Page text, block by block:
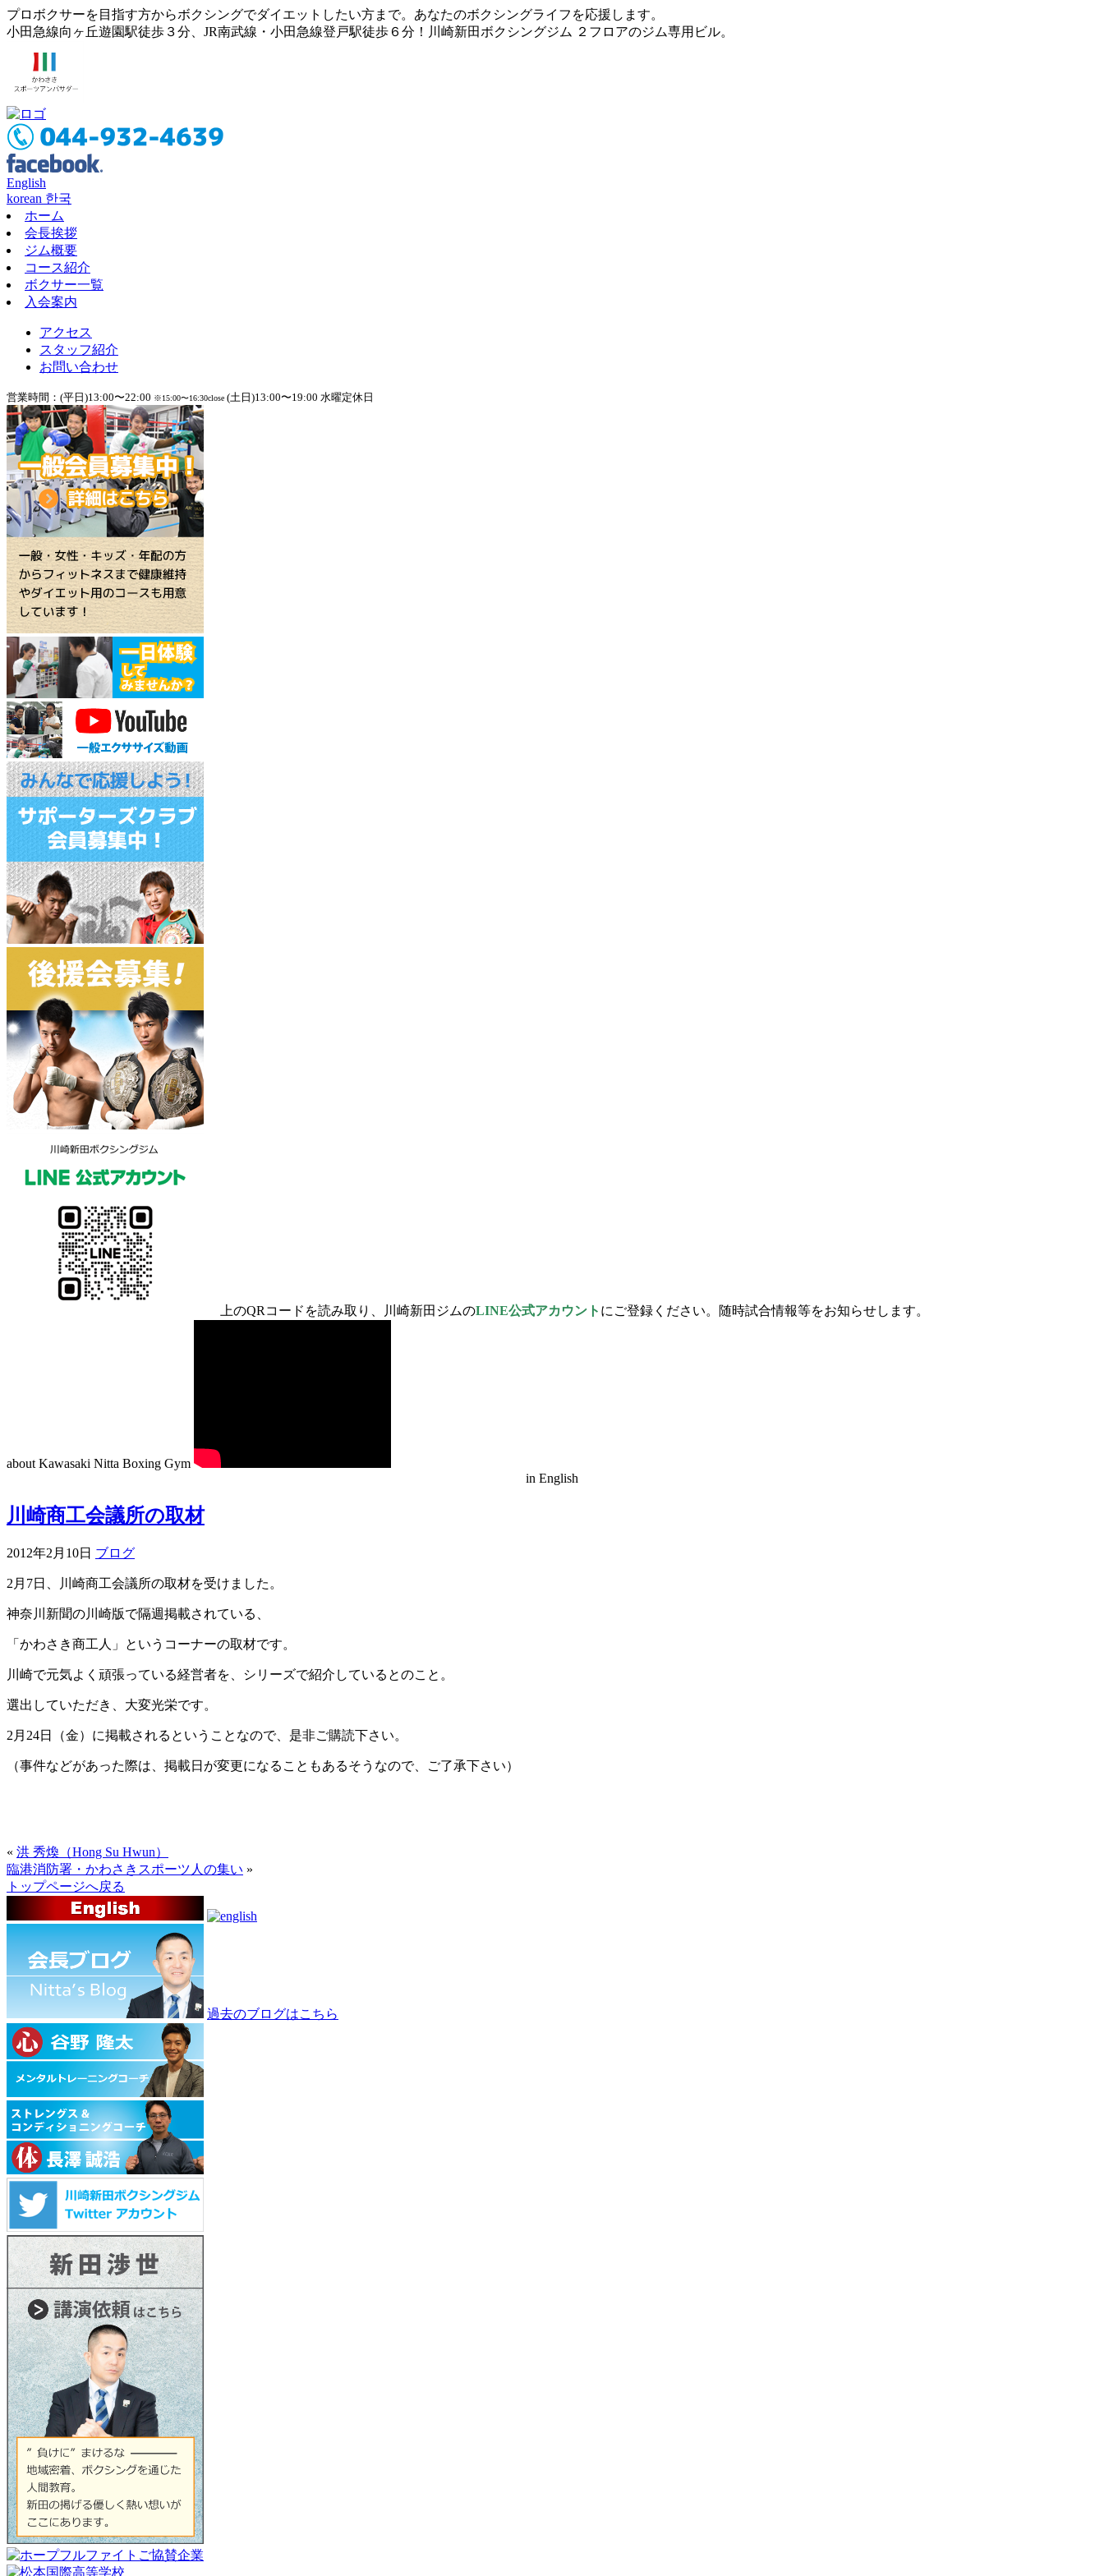
プロボクサーを目指す方からボクシングでダイエットしたい方まで。あなたのボクシングライフを応援します。
小田急線向ヶ丘遊園駅徒歩３分、JR南武線・小田急線登戸駅徒歩６分！川崎新田ボクシングジム ２フロアのジム専用ビル。
English
korean 한국
ホーム
会長挨拶
ジム概要
コース紹介
ボクサー一覧
入会案内
アクセス
スタッフ紹介
お問い合わせ
営業時間：(平日)13:00〜22:00 ※15:00〜16:30close (土日)13:00〜19:00 水曜定休日
上のQRコードを読み取り、川崎新田ジムのLINE公式アカウント にご登録ください。随時試合情報等をお知らせします。
about Kawasaki Nitta Boxing Gym
in English
川崎商工会議所の取材
2012年2月10日 ブログ
‎2月7日、川崎商工会議所の取材を受けました。
神奈川新聞の川崎版で隔週掲載されている、
「かわさき商工人」というコーナーの取材です。
川崎で元気よく頑張っている経営者を、シリーズで紹介しているとのこと。
選出していただき、大変光栄です。
2月24日（金）に掲載されるということなので、是非ご購読下さい。
（事件などがあった際は、掲載日が変更になることもあるそうなので、ご了承下さい）
« 洪 秀煥（Hong Su Hwun）
臨港消防署・かわさきスポーツ人の集い »
トップページへ戻る
過去のブログはこちら